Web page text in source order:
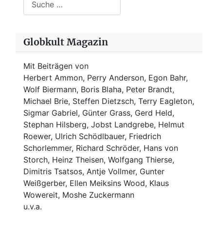
Globkult Magazin
Mit Beiträgen von
Herbert Ammon, Perry Anderson, Egon Bahr,
Wolf Biermann, Boris Blaha, Peter Brandt,
Michael Brie, Steffen Dietzsch, Terry Eagleton,
Sigmar Gabriel, Günter Grass, Gerd Held,
Stephan Hilsberg, Jobst Landgrebe, Helmut
Roewer, Ulrich Schödlbauer, Friedrich
Schorlemmer, Richard Schröder, Hans von
Storch, Heinz Theisen, Wolfgang Thierse,
Dimitris Tsatsos, Antje Vollmer, Gunter
Weißgerber, Ellen Meiksins Wood, Klaus
Wowereit, Moshe Zuckermann
u.v.a.